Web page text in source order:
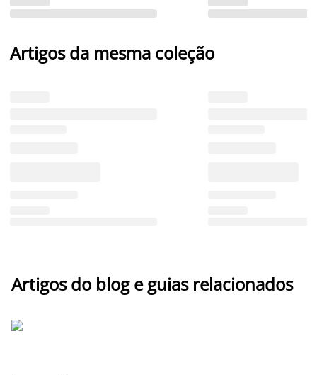
Artigos da mesma coleção
Artigos do blog e guias relacionados